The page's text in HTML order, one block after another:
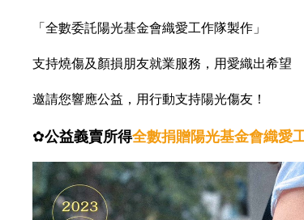
「全數委託陽光基金會織愛工作隊製作」
支持燒傷及顏損朋友就業服務， 用愛織出希望
邀請您響應公益，用行動支持陽光傷友！
✿公益義賣所得全數捐贈陽光基金會織愛